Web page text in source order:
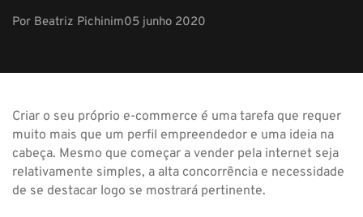
Por Beatriz Pichinim05 junho 2020
Criar o seu próprio e-commerce é uma tarefa que requer
muito mais que um perfil empreendedor e uma ideia na
cabeça. Mesmo que começar a vender pela internet seja
relativamente simples, a alta concorrência e necessidade
de se destacar logo se mostrará pertinente.